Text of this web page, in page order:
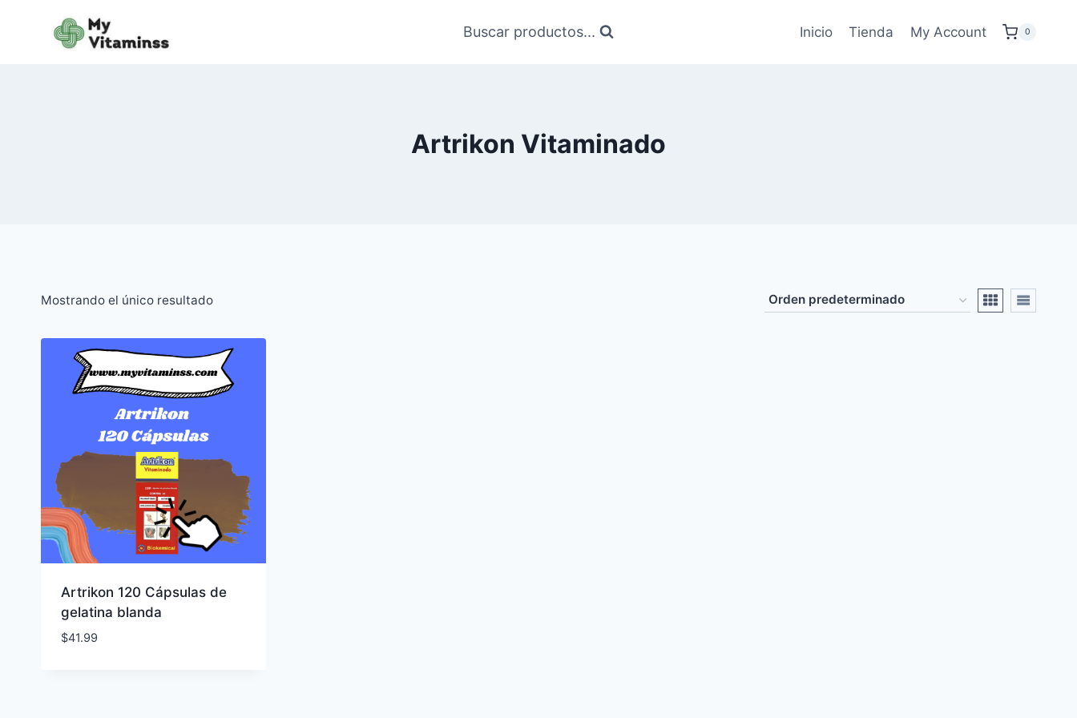
Buscar productos... Inicio Tienda My Account 0
Artrikon Vitaminado
Mostrando el único resultado
Artrikon 120 Cápsulas de
gelatina blanda
$41.99